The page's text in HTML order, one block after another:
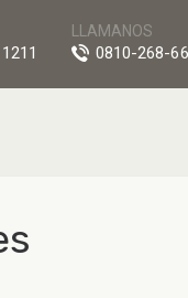
LLAMANOS
0810-268-